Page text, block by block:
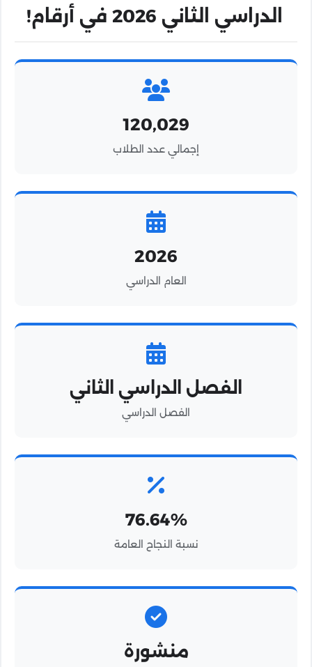
الدراسي الثاني 2026 في أرقام!
120,029
إجمالي عدد الطلاب
2026
العام الدراسي
الفصل الدراسي الثاني
الفصل الدراسي
76.64%
نسبة النجاح العامة
منشورة